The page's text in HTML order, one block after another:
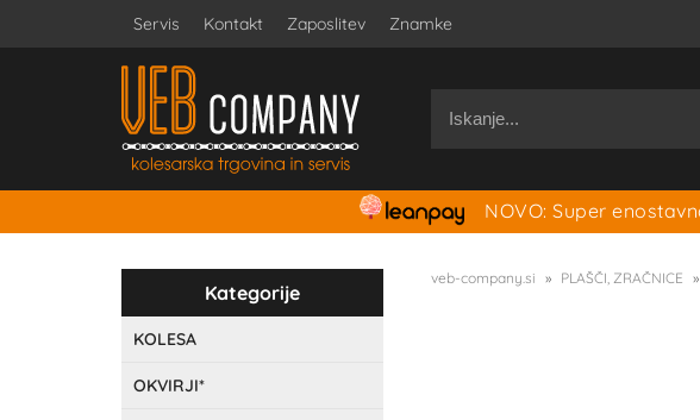
Servis Kontakt Zaposlitev Znamke
NOVO: Super
Kategorije
KOLESA
OKVIRJI*
veb-company.si PLAŠČI, ZRAČNICE